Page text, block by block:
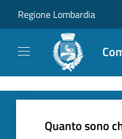
Regione Lombardia
Quanto sono